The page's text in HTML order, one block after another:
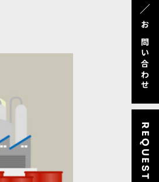
／
お問い合わせ
REQUEST